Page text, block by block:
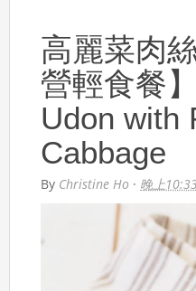
高麗菜肉
營輕食餐
Udon with
Cabbage
By Christine Ho · 晚上10:33